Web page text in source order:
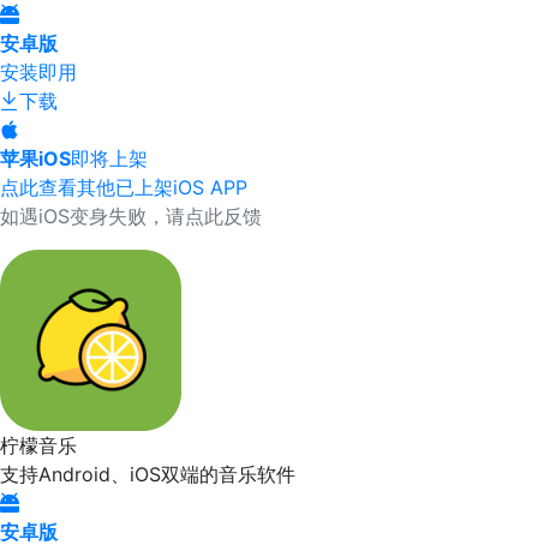
安卓版
安装即用
下载
苹果iOS即将上架
点此查看其他已上架iOS APP
如遇iOS变身失败，请点此反馈
柠檬音乐
支持Android、iOS双端的音乐软件
安卓版